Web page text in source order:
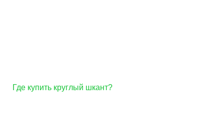
Где купить круглый шкант?